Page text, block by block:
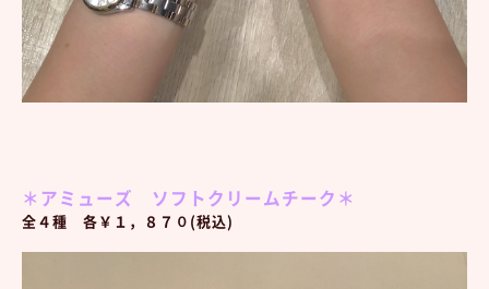
＊アミューズ ソフトクリームチーク＊
全４種 各￥１，８７０(税込)